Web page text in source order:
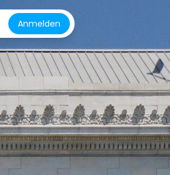
Anmelden